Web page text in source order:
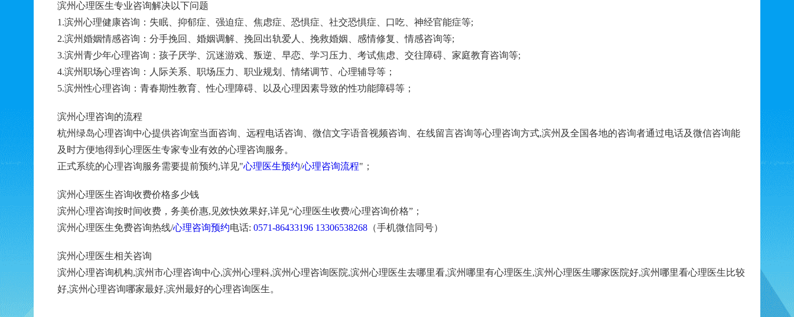
滨州心理医生专业咨询解决以下问题
1.滨州心理健康咨询：失眠、抑郁症、强迫症、焦虑症、恐惧症、社交恐惧症、口吃、神经官能症等;
2.滨州婚姻情感咨询：分手挽回、婚姻调解、挽回出轨爱人、挽救婚姻、感情修复、情感咨询等;
3.滨州青少年心理咨询：孩子厌学、沉迷游戏、叛逆、早恋、学习压力、考试焦虑、交往障碍、家庭教育咨询等;
4.滨州职场心理咨询：人际关系、职场压力、职业规划、情绪调节、心理辅导等；
5.滨州性心理咨询：青春期性教育、性心理障碍、以及心理因素导致的性功能障碍等；
滨州心理咨询的流程
杭州绿岛心理咨询中心提供咨询室当面咨询、远程电话咨询、微信文字语音视频咨询、在线留言咨询等心理咨询方式,滨州及全国各地的咨询者通过电话及微信咨询能
及时方便地得到心理医生专家专业有效的心理咨询服务。
正式系统的心理咨询服务需要提前预约,详见"心理医生预约/心理咨询流程"；
滨州心理医生咨询收费价格多少钱
滨州心理咨询按时间收费，务美价惠,见效快效果好,详见“心理医生收费/心理咨询价格”；
滨州心理医生免费咨询热线/心理咨询预约电话: 0571-86433196 13306538268 （手机微信同号）
滨州心理医生相关咨询
滨州心理咨询机构,滨州市心理咨询中心,滨州心理科,滨州心理咨询医院,滨州心理医生去哪里看,滨州哪里有心理医生,滨州心理医生哪家医院好,滨州哪里看心理医生比较
好,滨州心理咨询哪家最好,滨州最好的心理咨询医生。